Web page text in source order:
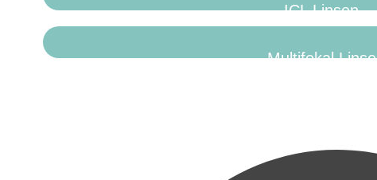
ICL Linsen
Multifokal Linse